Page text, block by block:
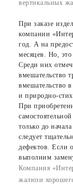
вертикальных
При заказе
компании
год. А на
месяцев. Но, это
Среди них
вмешательство
вмешательство
и природно-
При
только до
следует
дефектов. Если
выполним
Компания
жалюзи